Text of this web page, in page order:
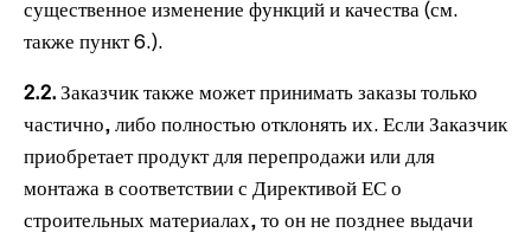
существенное изменение функций и качества (см.
также пункт 6.).
2.2. Заказчик также может принимать заказы только
частично, либо полностью отклонять их. Если Заказчик
приобретает продукт для перепродажи или для
монтажа в соответствии с Директивой ЕС о
строительных материалах, то он не позднее выдачи